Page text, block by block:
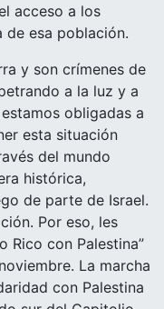
acceso a los
de esa población.
y son crímenes de
a la luz y a
obligadas a
esta situación
del mundo
histórica,
de parte de Israel.
Por eso, les
Rico con Palestina”
La marcha
con Palestina